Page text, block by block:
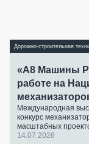
Дорожно-строительная
«А8 Машины
работе на
Международная
конкурс
масштабных
14.07.2026